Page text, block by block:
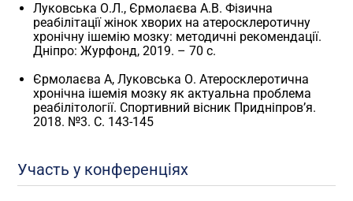
Луковська О.Л., Єрмолаєва А.В. Фізична
реабілітації жінок хворих на атеросклеротичну
хронічну ішемію мозку: методичні рекомендації.
Дніпро: Журфонд, 2019. – 70 с.
Єрмолаєва А, Луковська О. Атеросклеротична
хронічна ішемія мозку як актуальна проблема
реабілітології. Спортивний вісник Придніпров’я.
2018. №3. С. 143-145
Участь у конференціях